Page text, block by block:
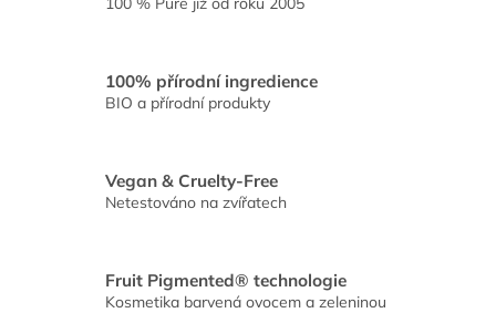
100% přírodní ingredience
BIO a přírodní produkty
Vegan & Cruelty-Free
Netestováno na zvířatech
Fruit Pigmented® technologie
Kosmetika barvená ovocem a zeleninou